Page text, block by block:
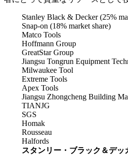
Stanley Black & Decker (25%
Snap-on (18% market share)
Matco Tools
Hoffmann Group
GreatStar Group
Jiangsu Tongrun Equipment
Milwaukee Tool
Extreme Tools
Apex Tools
Jiangsu Zhongcheng Building
TIANJG
SGS
Homak
Rousseau
Halfords
スタンリー・ブラック＆デッ